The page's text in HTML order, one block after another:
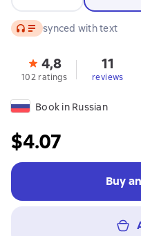
Audio synced with text
4,8
102 ratings
11
reviews
Book in Russian
$4.07
Buy